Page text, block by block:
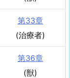
第33章
(治療者)
第36章
(獣)